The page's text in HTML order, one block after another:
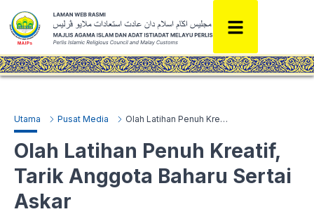
Utama Pusat Media Olah Latihan Penuh Kreatif, Tarik Anggota Baharu Sertai Askar
Olah Latihan Penuh Kreatif,
Tarik Anggota Baharu Sertai
Askar